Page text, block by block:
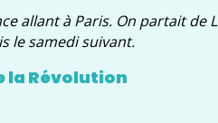
allant à Paris. On partait de
le samedi suivant.
la Révolution